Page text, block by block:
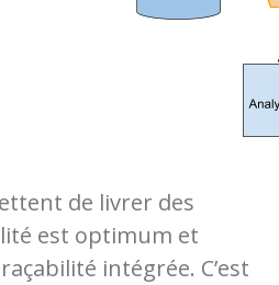
de livrer des
est optimum et
intégrée. C’est